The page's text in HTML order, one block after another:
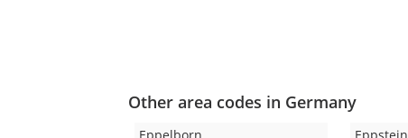
Other area codes in Germany